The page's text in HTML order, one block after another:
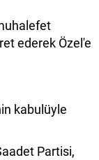
ederek Özel'e
kabulüyle
Partisi,